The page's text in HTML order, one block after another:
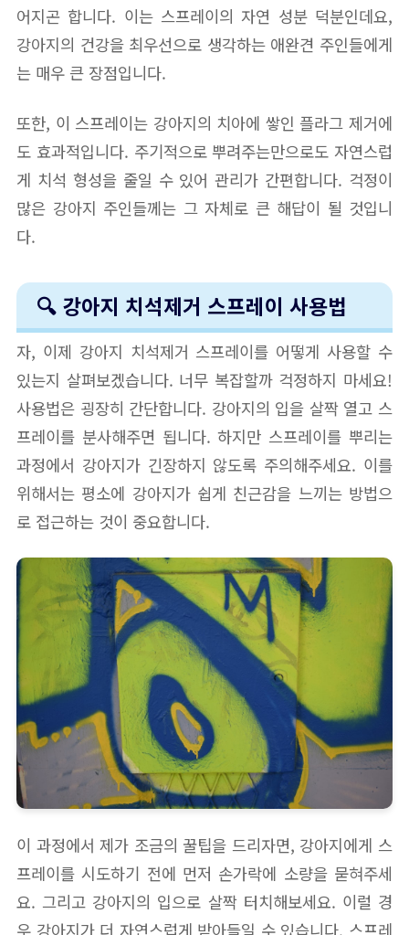
어지곤 합니다. 이는 스프레이의 자연 성분 덕분인데요,
강아지의 건강을 최우선으로 생각하는 애완견 주인들에게
는 매우 큰 장점입니다.
또한, 이 스프레이는 강아지의 치아에 쌓인 플라그 제거에
도 효과적입니다. 주기적으로 뿌려주는만으로도 자연스럽
게 치석 형성을 줄일 수 있어 관리가 간편합니다. 걱정이
많은 강아지 주인들께는 그 자체로 큰 해답이 될 것입니
다.
🔍 강아지 치석제거 스프레이 사용법
자, 이제 강아지 치석제거 스프레이를 어떻게 사용할 수
있는지 살펴보겠습니다. 너무 복잡할까 걱정하지 마세요!
사용법은 굉장히 간단합니다. 강아지의 입을 살짝 열고 스
프레이를 분사해주면 됩니다. 하지만 스프레이를 뿌리는
과정에서 강아지가 긴장하지 않도록 주의해주세요. 이를
위해서는 평소에 강아지가 쉽게 친근감을 느끼는 방법으
로 접근하는 것이 중요합니다.
이 과정에서 제가 조금의 꿀팁을 드리자면, 강아지에게 스
프레이를 시도하기 전에 먼저 손가락에 소량을 묻혀주세
요. 그리고 강아지의 입으로 살짝 터치해보세요. 이럴 경
우 강아지가 더 자연스럽게 받아들일 수 있습니다. 스프레